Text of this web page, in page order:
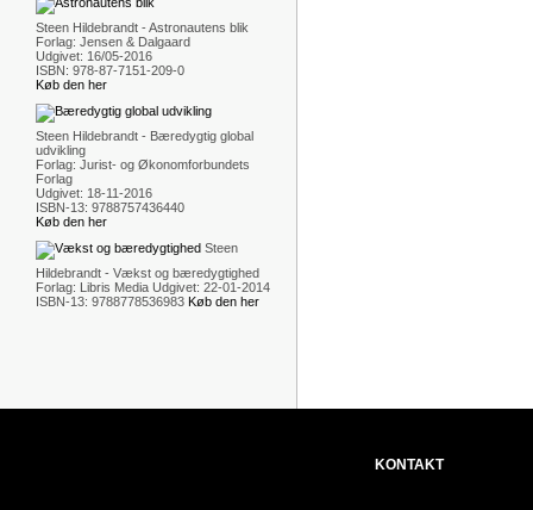
Steen Hildebrandt - Astronautens blik
Forlag: Jensen & Dalgaard
Udgivet: 16/05-2016
ISBN: 978-87-7151-209-0
Køb den her
Steen Hildebrandt - Bæredygtig global
udvikling
Forlag: Jurist- og Økonomforbundets
Forlag
Udgivet: 18-11-2016
ISBN-13: 9788757436440
Køb den her
Steen
Hildebrandt - Vækst og bæredygtighed
Forlag: Libris Media Udgivet: 22-01-2014
ISBN-13: 9788778536983 Køb den her
KONTAKT